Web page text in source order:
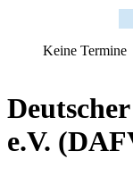
Keine Termine
e.V.